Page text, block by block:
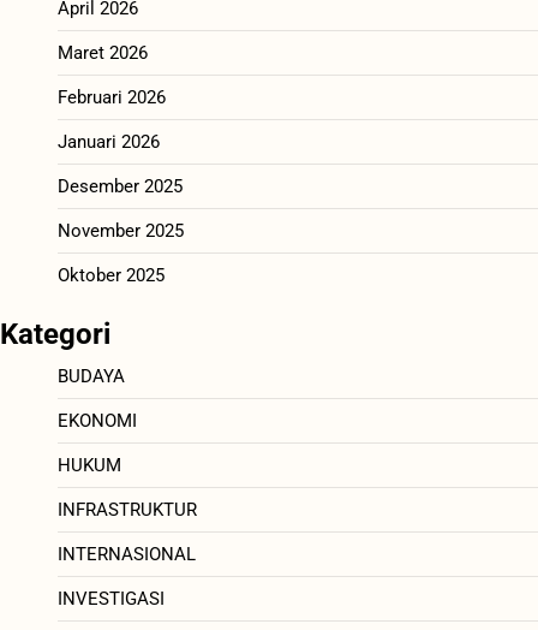
April 2026
Maret 2026
Februari 2026
Januari 2026
Desember 2025
November 2025
Oktober 2025
Kategori
BUDAYA
EKONOMI
HUKUM
INFRASTRUKTUR
INTERNASIONAL
INVESTIGASI